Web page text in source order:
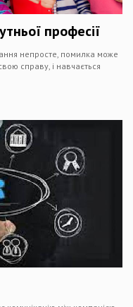
професії
непросте, помилка може
справу, і навчається